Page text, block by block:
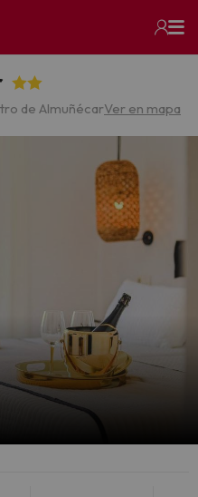
de AlmuñécarVer en mapa